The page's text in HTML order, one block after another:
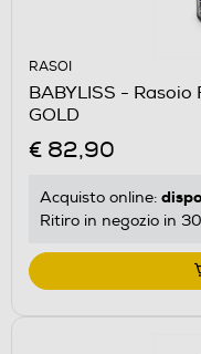
RASOI
BABYLISS - Rasoio
GOLD
€ 82,90
Acquisto online:
Ritiro in negozio in